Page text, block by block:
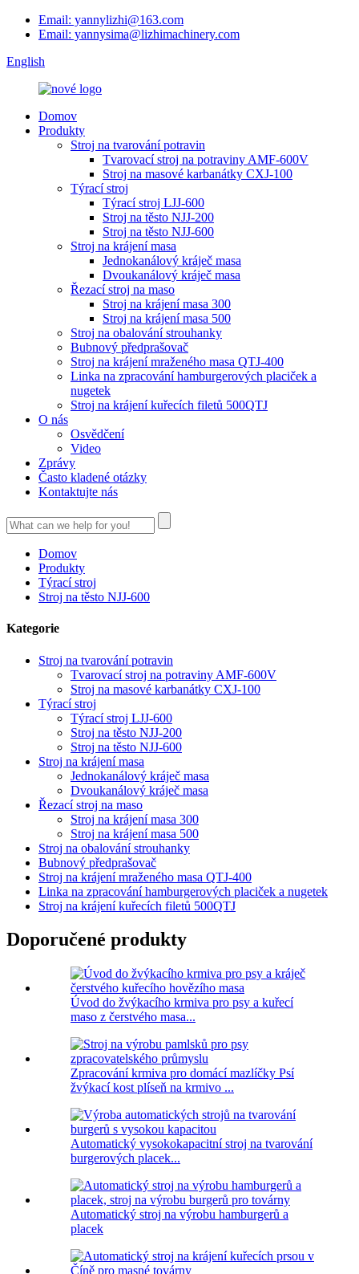
Email: yannylizhi@163.com
Email: yannysima@lizhimachinery.com
English
Domov
Produkty
Stroj na tvarování potravin
Tvarovací stroj na potraviny AMF-600V
Stroj na masové karbanátky CXJ-100
Týrací stroj
Týrací stroj LJJ-600
Stroj na těsto NJJ-200
Stroj na těsto NJJ-600
Stroj na krájení masa
Jednokanálový kráječ masa
Dvoukanálový kráječ masa
Řezací stroj na maso
Stroj na krájení masa 300
Stroj na krájení masa 500
Stroj na obalování strouhanky
Bubnový předprašovač
Stroj na krájení mraženého masa QTJ-400
Linka na zpracování hamburgerových placiček a
nugetek
Stroj na krájení kuřecích filetů 500QTJ
O nás
Osvědčení
Video
Zprávy
Často kladené otázky
Kontaktujte nás
Domov
Produkty
Týrací stroj
Stroj na těsto NJJ-600
Kategorie
Stroj na tvarování potravin
Tvarovací stroj na potraviny AMF-600V
Stroj na masové karbanátky CXJ-100
Týrací stroj
Týrací stroj LJJ-600
Stroj na těsto NJJ-200
Stroj na těsto NJJ-600
Stroj na krájení masa
Jednokanálový kráječ masa
Dvoukanálový kráječ masa
Řezací stroj na maso
Stroj na krájení masa 300
Stroj na krájení masa 500
Stroj na obalování strouhanky
Bubnový předprašovač
Stroj na krájení mraženého masa QTJ-400
Linka na zpracování hamburgerových placiček a nugetek
Stroj na krájení kuřecích filetů 500QTJ
Doporučené produkty
Úvod do žvýkacího krmiva pro psy a kuřecí
maso z čerstvého masa...
Zpracování krmiva pro domácí mazlíčky Psí
žvýkací kost plíseň na krmivo ...
Automatický vysokokapacitní stroj na tvarování
burgerových placek...
Automatický stroj na výrobu hamburgerů a
placek